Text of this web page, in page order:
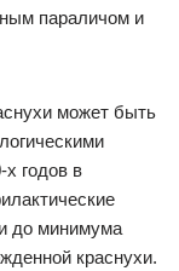
параличом и
может быть
годов в
до минимума
краснухи.